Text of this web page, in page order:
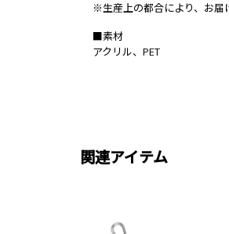
※生産上の都合により、お届
■素材
アクリル、PET
関連アイテム